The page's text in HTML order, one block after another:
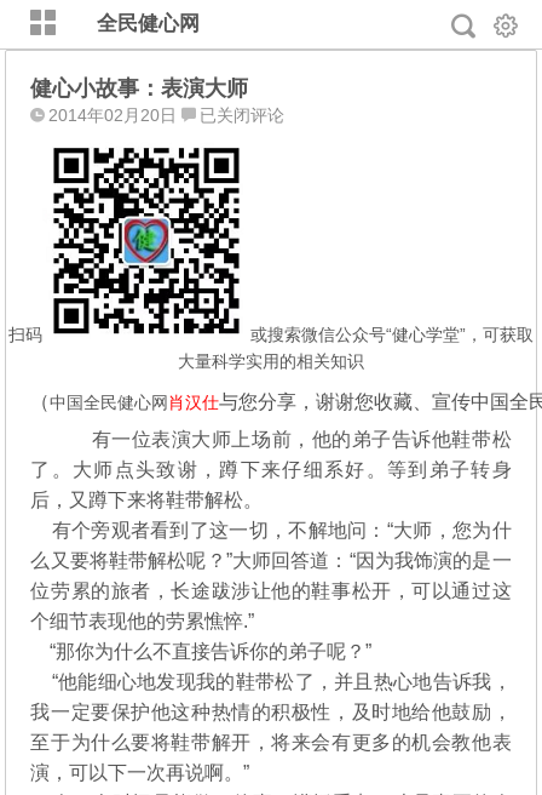
全民健心网
健心小故事：表演大师
2014年02月20日
健
小
故
事：
表
演
大
师
已关闭评论
扫码
或搜索微信公众号“健心学堂”，可获取
大量科学实用的相关知识
（中国全民健心网肖汉仕与您分享，谢谢您收藏、宣传中国全
有一位表演大师上场前，他的弟子告诉他鞋带松
了。大师点头致谢，蹲下来仔细系好。等到弟子转身
后，又蹲下来将鞋带解松。
有个旁观者看到了这一切，不解地问：“大师，您为什
么又要将鞋带解松呢？”大师回答道：“因为我饰演的是一
位劳累的旅者，长途跋涉让他的鞋事松开，可以通过这
个细节表现他的劳累憔悴.”
“那你为什么不直接告诉你的弟子呢？”
“他能细心地发现我的鞋带松了，并且热心地告诉我，
我一定要保护他这种热情的积极性，及时地给他鼓励，
至于为什么要将鞋带解开，将来会有更多的机会教他表
演，可以下一次再说啊。”